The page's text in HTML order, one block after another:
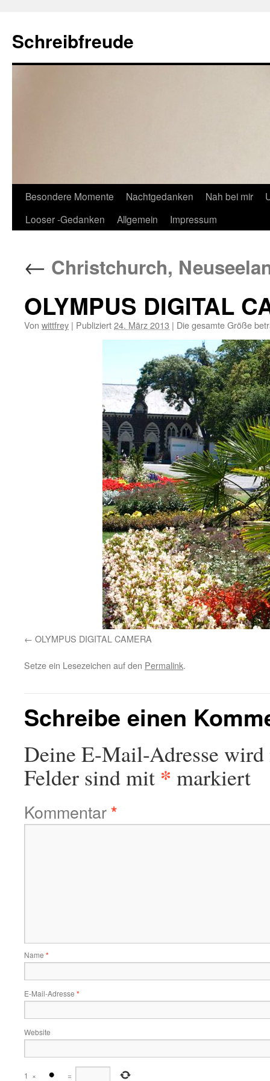
Schreibfreude
Besondere Momente Nachtgedanken Nah bei mir
Looser -Gedanken
Allgemein Impressum
← Christchurch,
OLYMPUS DIGITAL
Von wittfrey | Publiziert24. März 2013 | Die gesamte Größe
OLYMPUS DIGITAL CAMERA
Setze ein Lesezeichen auf den Permalink.
Schreibe einen
Deine E-Mail-Adresse
Felder sind mit * markiert
Kommentar*
Name *
E-Mail-Adresse *
Website
1 × =